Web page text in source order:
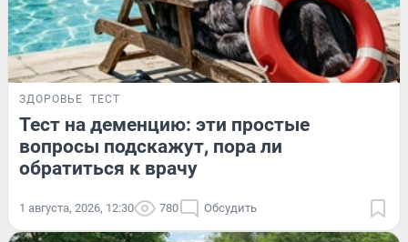
ЗДОРОВЬЕ ТЕСТ
Тест на деменцию: эти простые
вопросы подскажут, пора ли
обратиться к врачу
1 августа, 2026, 12:30 780 Обсудить